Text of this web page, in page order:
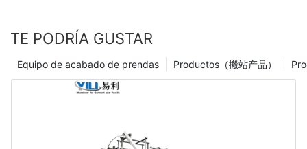
TE PODRÍA GUSTAR
Productos（搬站产品）
Equipo de acabado de prendas